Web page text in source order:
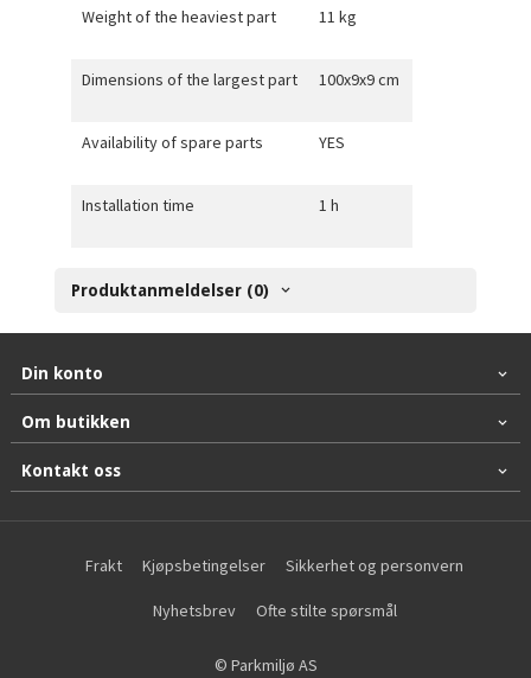
Weight of the heaviest part 11 kg
Dimensions of the largest part 100x9x9 cm
Availability of spare parts YES
Installation time 1 h
Produktanmeldelser (0)
Din konto
Om butikken
Kontakt oss
Frakt Kjøpsbetingelser Sikkerhet og personvern
Nyhetsbrev Ofte stilte spørsmål
© Parkmiljø AS